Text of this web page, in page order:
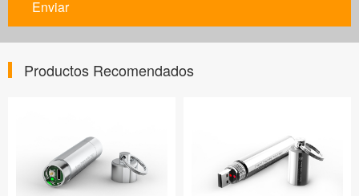
Productos Recomendados